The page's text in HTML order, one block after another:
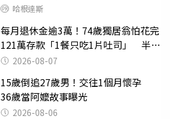
哈根達斯
每月退休金逾3萬！74歲獨居翁怕花完
121萬存款「1餐只吃1片吐司」 半年
後暴瘦嚇壞女兒
2026-08-07
15歲倒追27歲男！交往1個月懷孕
36歲當阿嬤故事曝光
2026-08-06